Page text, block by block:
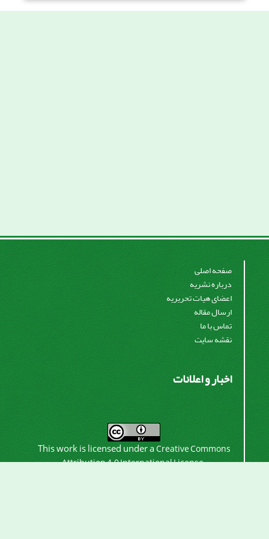
صفحه اصلی
درباره نشریه
اعضای هیات تحریریه
ارسال مقاله
تماس با ما
نقشه سایت
اخبار و اعلانات
This work is licensed under aCreative Commons
Attribution 4.0 International License.